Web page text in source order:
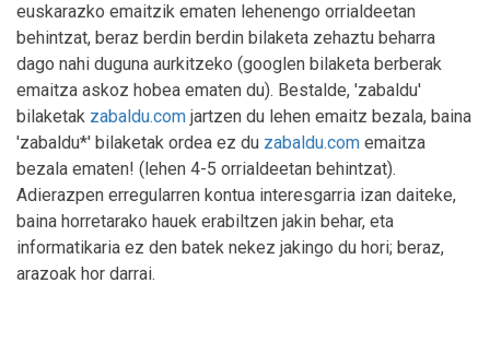
euskarazko emaitzik ematen lehenengo orrialdeetan
behintzat, beraz berdin berdin bilaketa zehaztu beharra
dago nahi duguna aurkitzeko (googlen bilaketa berberak
emaitza askoz hobea ematen du). Bestalde, 'zabaldu'
bilaketak zabaldu.com jartzen du lehen emaitz bezala, baina
'zabaldu*' bilaketak ordea ez du zabaldu.com emaitza
bezala ematen! (lehen 4-5 orrialdeetan behintzat).
Adierazpen erregularren kontua interesgarria izan daiteke,
baina horretarako hauek erabiltzen jakin behar, eta
informatikaria ez den batek nekez jakingo du hori; beraz,
arazoak hor darrai.